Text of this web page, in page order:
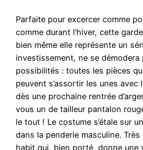
Parfaite pour excercer comme
comme durant l’hiver, cette
bien même elle représente un
investissement, ne se démodera
possibilités : toutes les pièces
peuvent s’assortir les unes avec
dès une prochaine rentrée
vous un de tailleur pantalon
le tout ! Le costume s’étale sur
dans la penderie masculine. Très
habit qui, bien porté, donne une